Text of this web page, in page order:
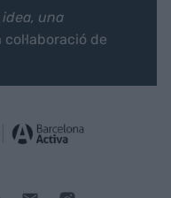
idea, una
de